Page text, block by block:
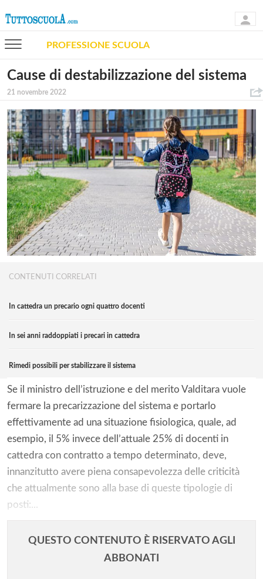
PROFESSIONE SCUOLA
Cause di destabilizzazione del sistema
21 novembre 2022
CONTENUTI CORRELATI
In cattedra un precario ogni quattro docenti
In sei anni raddoppiati i precari in cattedra
Rimedi possibili per stabilizzare il sistema
Se il ministro dell’istruzione e del merito Valditara vuole
fermare la precarizzazione del sistema e portarlo
effettivamente ad una situazione fisiologica, quale, ad
esempio, il 5% invece dell’attuale 25% di docenti in
cattedra con contratto a tempo determinato, deve,
innanzitutto avere piena consapevolezza delle criticità
che attualmente sono alla base di queste tipologie di
posti:...
QUESTO CONTENUTO È RISERVATO AGLI
ABBONATI